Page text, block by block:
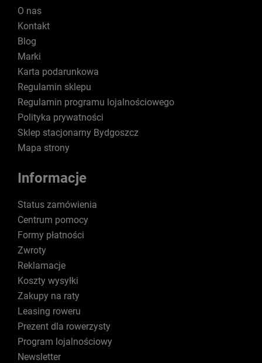
O nas
Kontakt
Blog
Marki
Karta podarunkowa
Regulamin sklepu
Regulamin programu lojalnościowego
Polityka prywatności
Sklep stacjonarny Bydgoszcz
Mapa strony
Informacje
Status zamówienia
Centrum pomocy
Formy płatności
Zwroty
Reklamacje
Koszty wysyłki
Zakupy na raty
Leasing roweru
Prezent dla rowerzysty
Program lojalnościowy
Newsletter